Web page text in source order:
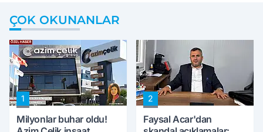
ÇOK OKUNANLAR
1
Milyonlar buhar oldu!
2
Faysal Acar'dan